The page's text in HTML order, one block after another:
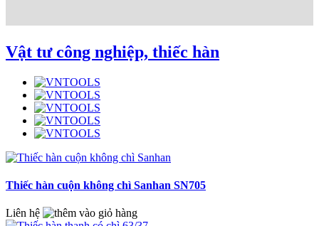
Vật tư công nghiệp, thiếc hàn
Thiếc hàn cuộn không chì Sanhan SN705
Liên hệ